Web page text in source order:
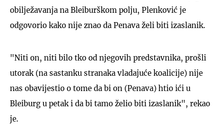
obilježavanja na Bleiburškom polju, Plenković je
odgovorio kako nije znao da Penava želi biti izaslanik.
"Niti on, niti bilo tko od njegovih predstavnika, prošli
utorak (na sastanku stranaka vladajuće koalicije) nije
nas obavijestio o tome da bi on (Penava) htio ići u
Bleiburg u petak i da bi tamo želio biti izaslanik", rekao
je.